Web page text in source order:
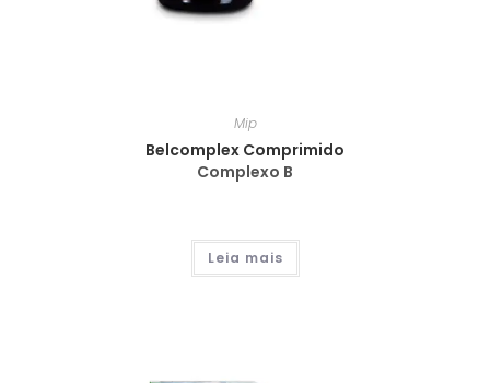
Mip
Belcomplex Comprimido
Complexo B
Leia mais